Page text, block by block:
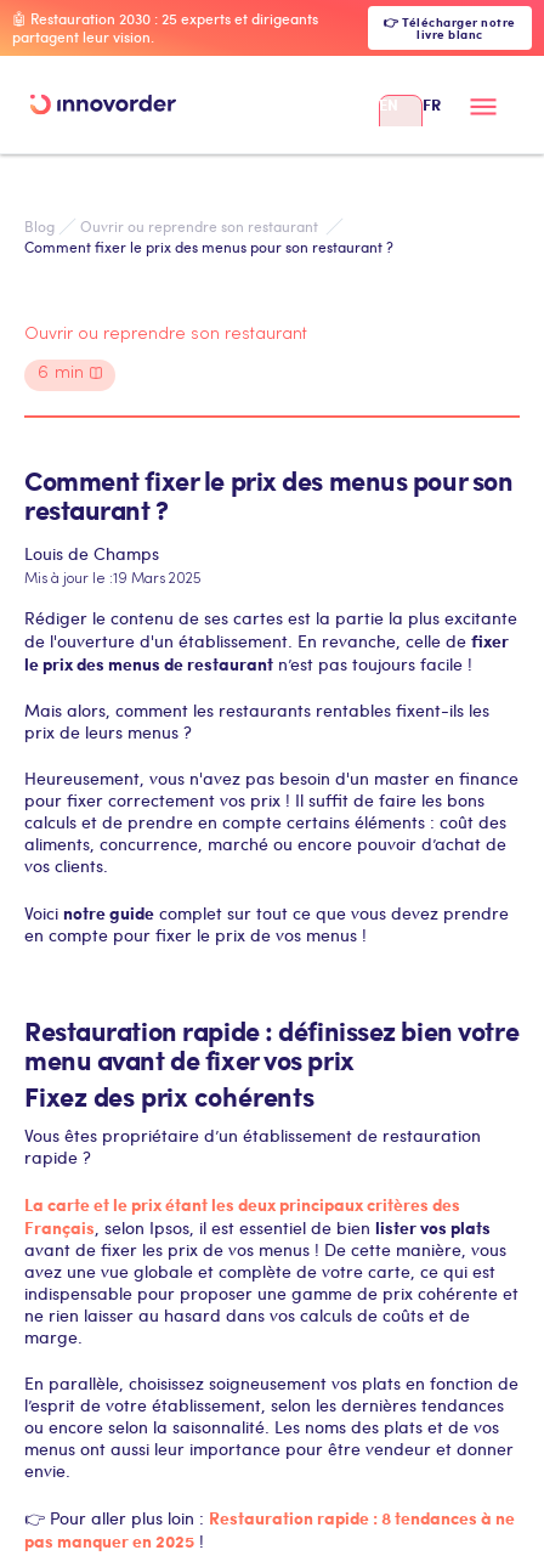
🤖 Restauration 2030 : 25 experts et dirigeants
partagent leur vision.
👉 Télécharger notre
livre blanc
EN FR
Blog
Ouvrir ou reprendre son restaurant
Comment fixer le prix des menus pour son restaurant ?
Ouvrir ou reprendre son restaurant
6 min
Comment fixer le prix des menus pour son
restaurant ?
Louis de Champs
Mis à jour le :19 Mars 2025
Rédiger le contenu de ses cartes est la partie la plus excitante
de l'ouverture d'un établissement. En revanche, celle de fixer
le prix des menus de restaurant n’est pas toujours facile !
Mais alors, comment les restaurants rentables fixent-ils les
prix de leurs menus ?
Heureusement, vous n'avez pas besoin d'un master en finance
pour fixer correctement vos prix ! Il suffit de faire les bons
calculs et de prendre en compte certains éléments : coût des
aliments, concurrence, marché ou encore pouvoir d’achat de
vos clients.
Voici notre guide complet sur tout ce que vous devez prendre
en compte pour fixer le prix de vos menus !
Restauration rapide : définissez bien votre
menu avant de fixer vos prix
Fixez des prix cohérents
Vous êtes propriétaire d’un établissement de restauration
rapide ?
La carte et le prix étant les deux principaux critères des
Français, selon Ipsos, il est essentiel de bien lister vos plats
avant de fixer les prix de vos menus ! De cette manière, vous
avez une vue globale et complète de votre carte, ce qui est
indispensable pour proposer une gamme de prix cohérente et
ne rien laisser au hasard dans vos calculs de coûts et de
marge.
En parallèle, choisissez soigneusement vos plats en fonction de
l’esprit de votre établissement, selon les dernières tendances
ou encore selon la saisonnalité. Les noms des plats et de vos
menus ont aussi leur importance pour être vendeur et donner
envie.
👉 Pour aller plus loin : Restauration rapide : 8 tendances à ne
pas manquer en 2025 !